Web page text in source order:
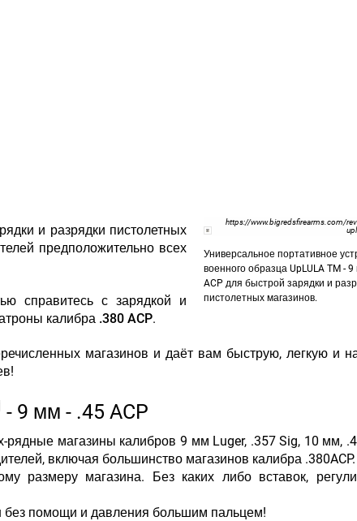
https://www.bigredsfirearms.com/
Универсальное портативное
военного образца UpLULA TM -
ACP для быстрой зарядки и
пистолетных магазинов.
и разрядки пистолетных
предположительно всех
справитесь с зарядкой и
калибра .380 ACP.
магазинов и даёт вам быструю, легкую и
- 9 мм - .45 ACP
рядные магазины калибров 9 мм Luger, .357 Sig, 10 мм,
включая большинство магазинов калибра .380ACP.
размеру магазина. Без каких либо вставок,
без помощи и давления большим пальцем!